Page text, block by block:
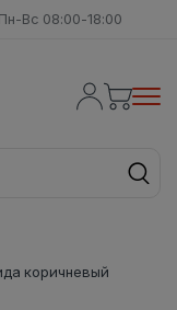
Пн-Вс 08:00-18:00
коричневый